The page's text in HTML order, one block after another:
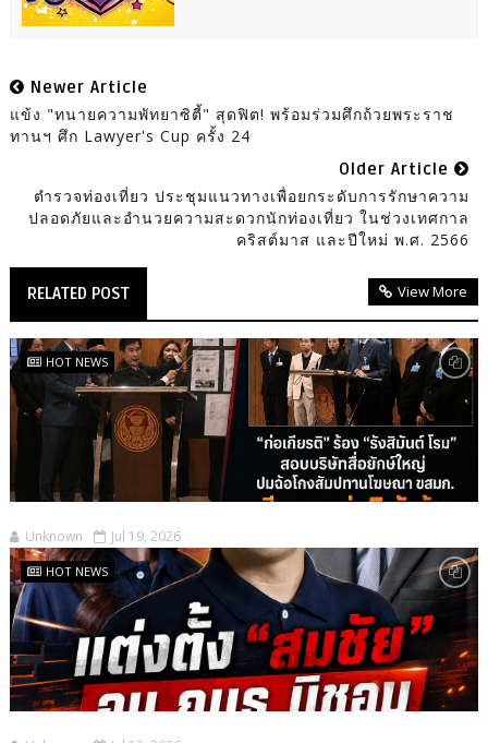
Newer Article
แข้ง "ทนายความพัทยาซิตี้" สุดฟิต! พร้อมร่วมศึกถ้วยพระราช
ทานฯ ศึก Lawyer's Cup ครั้ง 24
Older Article
ตำรวจท่องเที่ยว ประชุมแนวทางเพื่อยกระดับการรักษาความ
ปลอดภัยและอำนวยความสะดวกนักท่องเที่ยว ในช่วงเทศกาล
คริสต์มาส และปีใหม่ พ.ศ. 2566
RELATED POST View More
HOT NEWS
Unknown Jul 19, 2026
HOT NEWS